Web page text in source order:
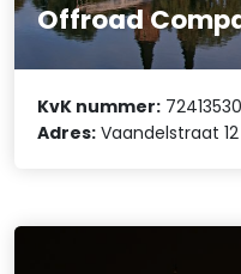
Offroad
KvK nummer: 72413530
Adres: Vaandelstraat 12